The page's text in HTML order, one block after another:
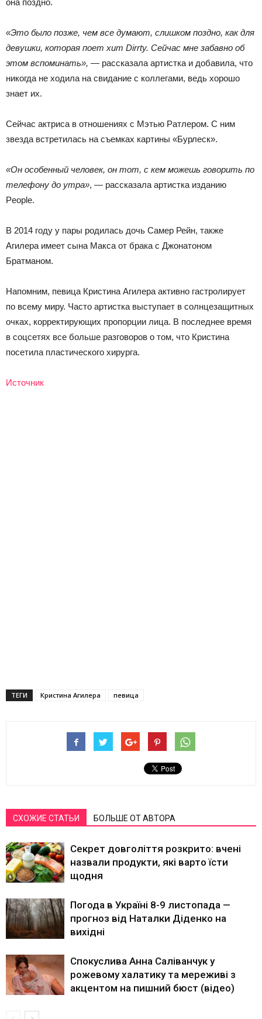
она поздно.
«Это было позже, чем все думают, слишком поздно, как для
девушки, которая поет хит Dirrty. Сейчас мне забавно об
этом вспоминать», — рассказала артистка и добавила, что
никогда не ходила на свидание с коллегами, ведь хорошо
знает их.
Сейчас актриса в отношениях с Мэтью Ратлером. С ним
звезда встретилась на съемках картины «Бурлеск».
«Он особенный человек, он тот, с кем можешь говорить по
телефону до утра», — рассказала артистка изданию
People.
В 2014 году у пары родилась дочь Самер Рейн, также
Агилера имеет сына Макса от брака с Джонатоном
Братманом.
Напомним, певица Кристина Агилера активно гастролирует
по всему миру. Часто артистка выступает в солнцезащитных
очках, корректирующих пропорции лица. В последнее время
в соцсетях все больше разговоров о том, что Кристина
посетила пластического хирурга.
Источник
ТЕГИ Кристина Агилера певица
СХОЖИЕ СТАТЬИ БОЛЬШЕ ОТ АВТОРА
Секрет довголіття розкрито: вчені
назвали продукти, які варто їсти
щодня
Погода в Україні 8-9 листопада —
прогноз від Наталки Діденко на
вихідні
Спокуслива Анна Саліванчук у
рожевому халатику та мереживі з
акцентом на пишний бюст (відео)